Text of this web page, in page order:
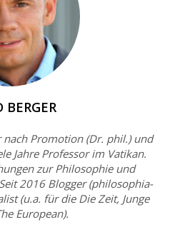
BERGER
nach Promotion (Dr. phil.) und
Jahre Professor im Vatikan.
zur Philosophie und
2016 Blogger (philosophia-
(u.a. für die Die Zeit, Junge
European).